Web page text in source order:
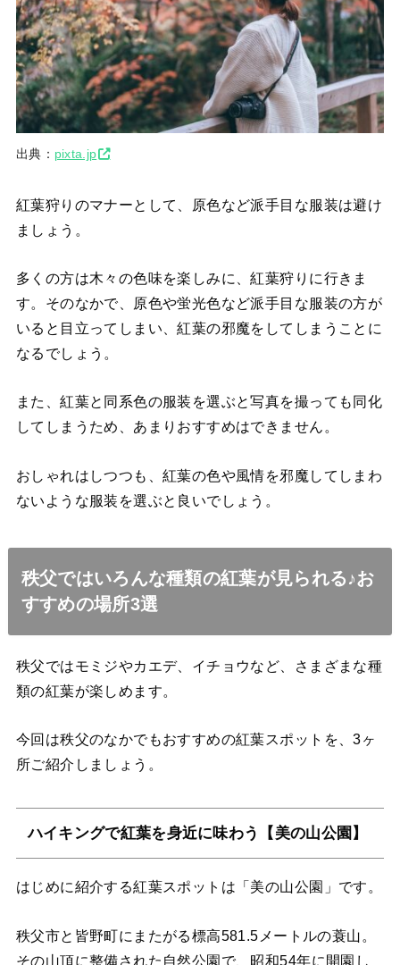
出典： pixta.jp
紅葉狩りのマナーとして、原色など派手目な服装は避け
ましょう。
多くの方は木々の色味を楽しみに、紅葉狩りに行きま
す。そのなかで、原色や蛍光色など派手目な服装の方が
いると目立ってしまい、紅葉の邪魔をしてしまうことに
なるでしょう。
また、紅葉と同系色の服装を選ぶと写真を撮っても同化
してしまうため、あまりおすすめはできません。
おしゃれはしつつも、紅葉の色や風情を邪魔してしまわ
ないような服装を選ぶと良いでしょう。
秩父ではいろんな種類の紅葉が見られる♪お
すすめの場所3選
秩父ではモミジやカエデ、イチョウなど、さまざまな種
類の紅葉が楽しめます。
今回は秩父のなかでもおすすめの紅葉スポットを、3ヶ
所ご紹介しましょう。
ハイキングで紅葉を身近に味わう【美の山公園】
はじめに紹介する紅葉スポットは「美の山公園」です。
秩父市と皆野町にまたがる標高581.5メートルの蓑山。
その山頂に整備された自然公園で、昭和54年に開園し